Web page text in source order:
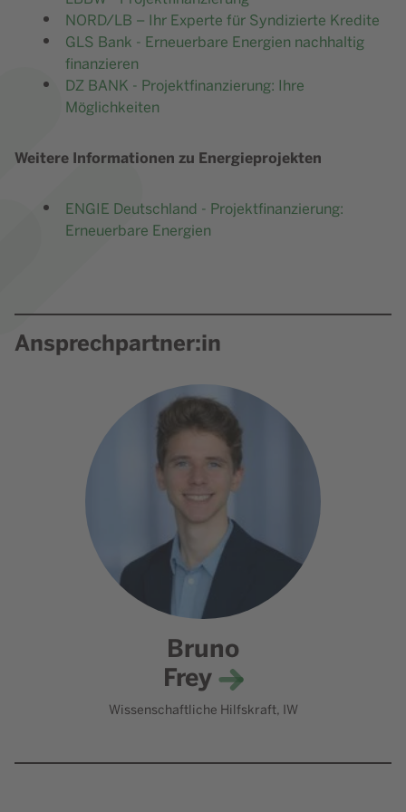
NORD/LB – Ihr Experte für Syndizierte Kredite
GLS Bank - Erneuerbare Energien nachhaltig
finanzieren
DZ BANK - Projektfinanzierung: Ihre
Möglichkeiten
Weitere Informationen zu Energieprojekten
ENGIE Deutschland - Projektfinanzierung:
Erneuerbare Energien
Ansprechpartner:in
Bruno
Frey
Wissenschaftliche Hilfskraft, IW